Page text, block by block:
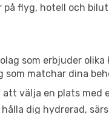
på flyg, hotell och
som erbjuder
matchar dina
välja en plats med
dig hydrerad,